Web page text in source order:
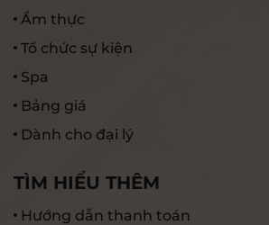
Ẩm thực
Tổ chức sự kiện
Spa
Bảng giá
Dành cho đại lý
TÌM HIỂU THÊM
Hướng dẫn thanh toán